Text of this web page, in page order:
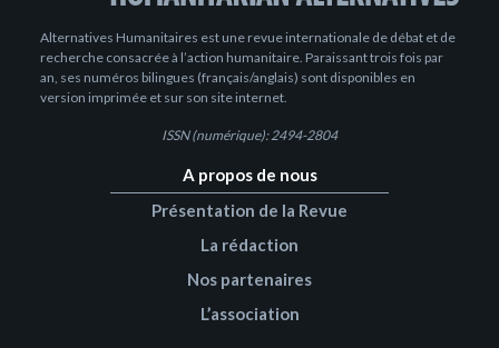
Alternatives Humanitaires est une revue internationale de débat et de
recherche consacrée à l’action humanitaire. Paraissant trois fois par
an, ses numéros bilingues (français/anglais) sont disponibles en
version imprimée et sur son site internet.
ISSN (numérique): 2494-2804
A propos de nous
Présentation de la Revue
La rédaction
Nos partenaires
L’association